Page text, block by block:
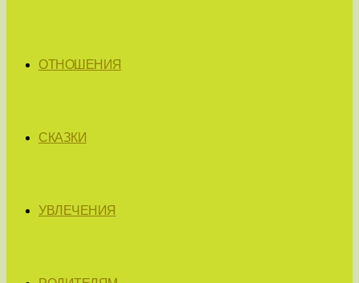
ОТНОШЕНИЯ
СКАЗКИ
УВЛЕЧЕНИЯ